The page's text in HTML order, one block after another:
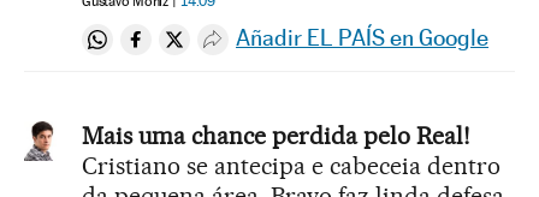
Compartir en Whatsapp
Compartir en Facebook
Compartir en Twitter
Desplegar Redes Sociales
Añadir EL PAÍS en Google
Mais uma chance perdida pelo Real!
Cristiano se antecipa e cabeceia dentro